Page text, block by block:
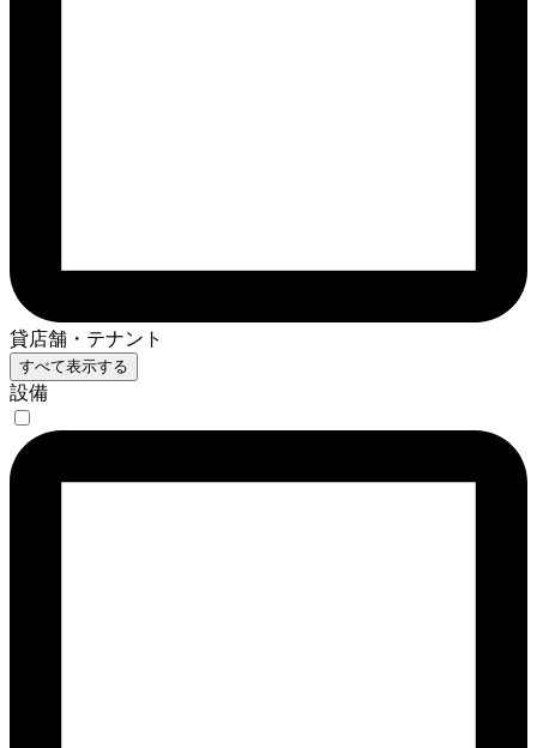
貸店舗・テナント
すべて表示する
設備